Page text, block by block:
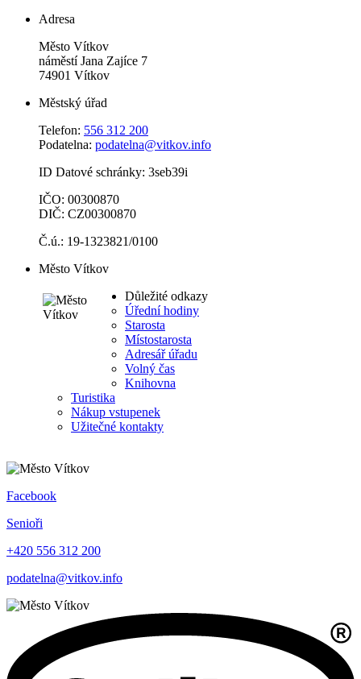
Adresa
Město Vítkov
náměstí Jana Zajíce 7
74901 Vítkov
Městský úřad
Telefon: 556 312 200
Podatelna: podatelna@vitkov.info
ID Datové schránky: 3seb39i
IČO: 00300870
DIČ: CZ00300870
Č.ú.: 19-1323821/0100
Město Vítkov
Důležité odkazy
Úřední hodiny
Starosta
Místostarosta
Adresář úřadu
Volný čas
Knihovna
Turistika
Nákup vstupenek
Užitečné kontakty
Facebook
Senioři
+420 556 312 200
podatelna@vitkov.info